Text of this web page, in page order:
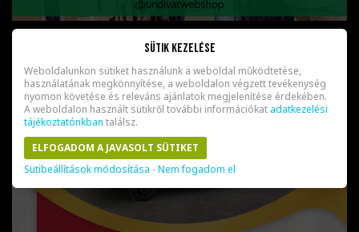
Sütik kezelése
Weboldalunkon sütiket használunk a weboldal működtetése,
használatának megkönnyítése, a weboldalon végzett tevékenység
nyomon követése és releváns ajánlatok megjelenítése érdekében.
A weboldalon használt sütikről további információkat adatkezelési
tájékoztatónkban találsz.
ELFOGADOM A JAVASOLT SÜTIKET
Sütibeállítások módosítása -Nem fogadom el